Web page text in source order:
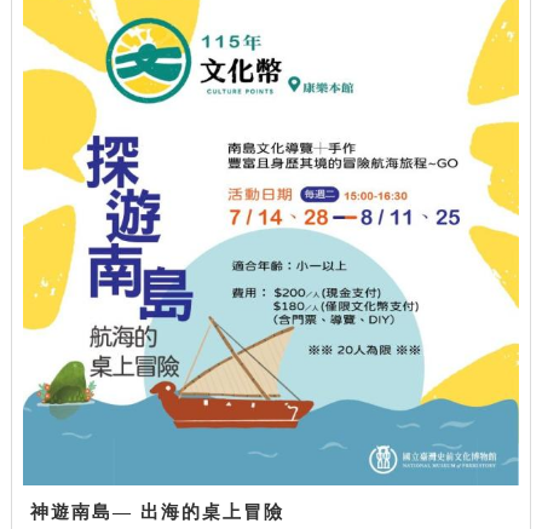
神遊南島— 出海的桌上冒險